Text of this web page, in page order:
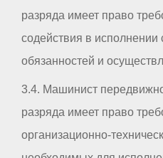
разряда имеет право
содействия в
обязанностей и
3.4. Машинист
разряда имеет право
организационно-